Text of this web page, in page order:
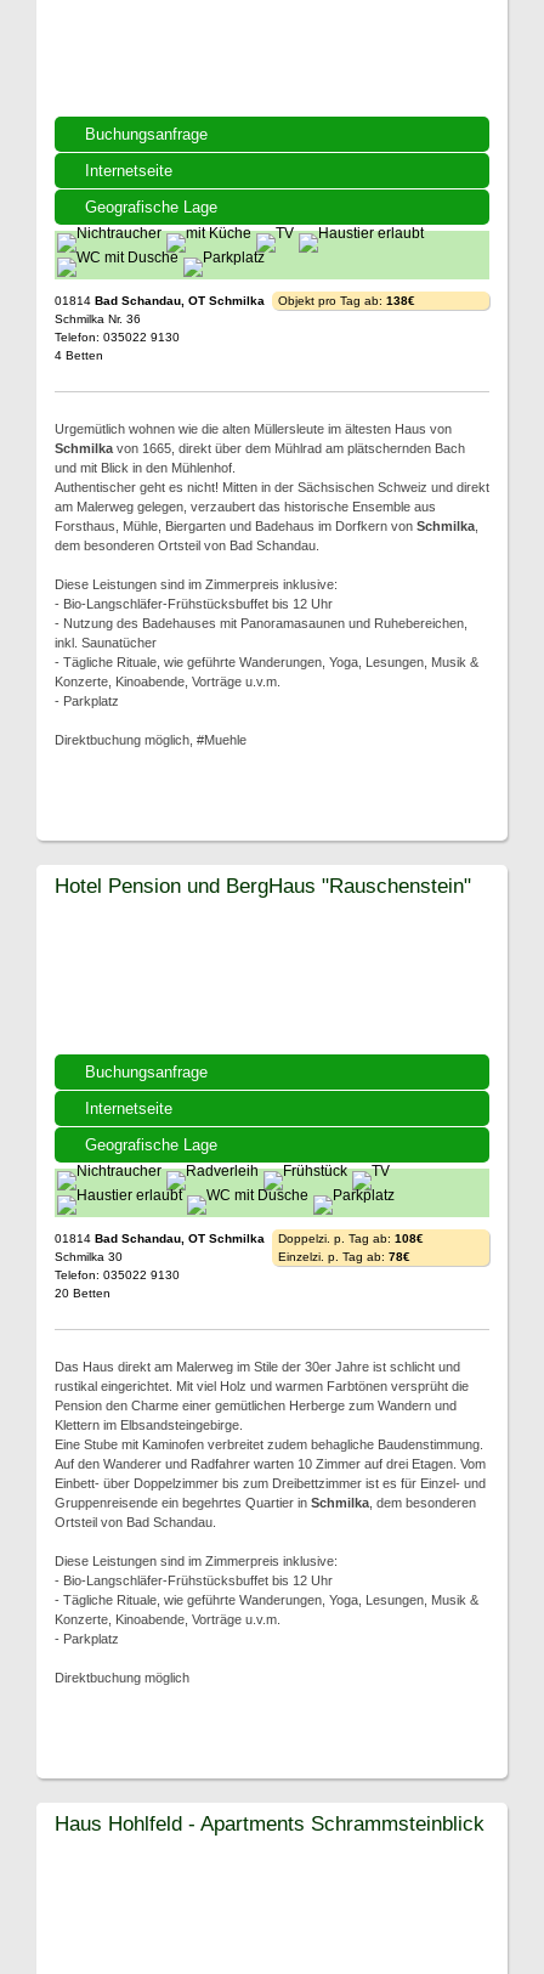
Buchungsanfrage
Internetseite
Geografische Lage
01814 Bad Schandau, OT Schmilka
Schmilka Nr. 36
Telefon: 035022 9130
4 Betten
Objekt pro Tag ab: 138€
Urgemütlich wohnen wie die alten Müllersleute im ältesten Haus von
Schmilka von 1665, direkt über dem Mühlrad am plätschernden Bach
und mit Blick in den Mühlenhof.
Authentischer geht es nicht! Mitten in der Sächsischen Schweiz und direkt
am Malerweg gelegen, verzaubert das historische Ensemble aus
Forsthaus, Mühle, Biergarten und Badehaus im Dorfkern von Schmilka
dem besonderen Ortsteil von Bad Schandau.
Diese Leistungen sind im Zimmerpreis inklusive:
- Bio-Langschläfer-Frühstücksbuffet bis 12 Uhr
- Nutzung des Badehauses mit Panoramasaunen und Ruhebereichen,
inkl. Saunatücher
- Tägliche Rituale, wie geführte Wanderungen, Yoga, Lesungen, Musik &
Konzerte, Kinoabende, Vorträge u.v.m.
- Parkplatz
Direktbuchung möglich, #Muehle
Buchungsanfrage
Internetseite
Geografische Lage
Hotel Pension und BergHaus "Rauschenstein"
01814 Bad Schandau, OT Schmilka
Schmilka 30
Telefon: 035022 9130
20 Betten
Doppelzi. p. Tag ab: 108€
Einzelzi. p. Tag ab: 78€
Das Haus direkt am Malerweg im Stile der 30er Jahre ist schlicht und
rustikal eingerichtet. Mit viel Holz und warmen Farbtönen versprüht die
Pension den Charme einer gemütlichen Herberge zum Wandern und
Klettern im Elbsandsteingebirge.
Eine Stube mit Kaminofen verbreitet zudem behagliche Baudenstimmung.
Auf den Wanderer und Radfahrer warten 10 Zimmer auf drei Etagen. Vom
Einbett- über Doppelzimmer bis zum Dreibettzimmer ist es für Einzel- und
Gruppenreisende ein begehrtes Quartier in Schmilka , dem besonderen
Ortsteil von Bad Schandau.
Diese Leistungen sind im Zimmerpreis inklusive:
- Bio-Langschläfer-Frühstücksbuffet bis 12 Uhr
- Tägliche Rituale, wie geführte Wanderungen, Yoga, Lesungen, Musik &
Konzerte, Kinoabende, Vorträge u.v.m.
- Parkplatz
Direktbuchung möglich
Haus Hohlfeld - Apartments Schrammsteinblick